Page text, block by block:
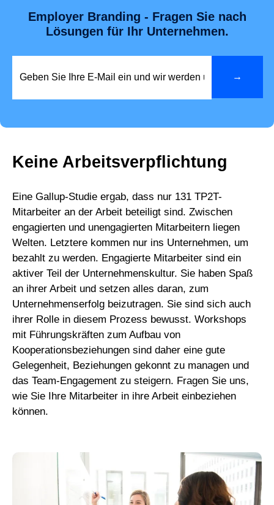
Employer Branding - Fragen Sie nach
Lösungen für Ihr Unternehmen.
Keine Arbeitsverpflichtung
Eine Gallup-Studie ergab, dass nur 131 TP2T-
Mitarbeiter an der Arbeit beteiligt sind. Zwischen
engagierten und unengagierten Mitarbeitern liegen
Welten. Letztere kommen nur ins Unternehmen, um
bezahlt zu werden. Engagierte Mitarbeiter sind ein
aktiver Teil der Unternehmenskultur. Sie haben Spaß
an ihrer Arbeit und setzen alles daran, zum
Unternehmenserfolg beizutragen. Sie sind sich auch
ihrer Rolle in diesem Prozess bewusst. Workshops
mit Führungskräften zum Aufbau von
Kooperationsbeziehungen sind daher eine gute
Gelegenheit, Beziehungen gekonnt zu managen und
das Team-Engagement zu steigern. Fragen Sie uns,
wie Sie Ihre Mitarbeiter in ihre Arbeit einbeziehen
können.